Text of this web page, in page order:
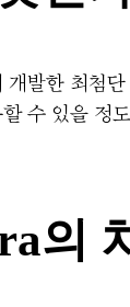
개발한 최첨
수 있을 정
의